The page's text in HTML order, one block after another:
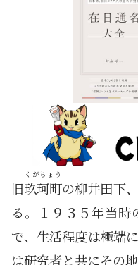
旧玖珂町
くがちょう
の柳井田下
る。１９３５年当時
で、生活程度は極端
は研究者と共にその